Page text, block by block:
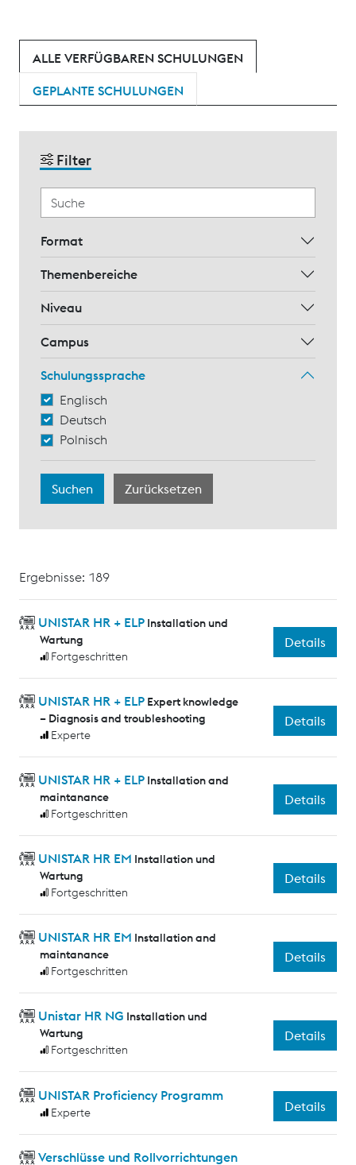
ALLE VERFÜGBAREN SCHULUNGEN
GEPLANTE SCHULUNGEN
Filter
Format
Themenbereiche
Niveau
Campus
Schulungssprache
Englisch
Deutsch
Polnisch
Ergebnisse: 189
UNISTAR HR + ELP Installation und
Wartung
Fortgeschritten
Details
UNISTAR HR + ELP Expert knowledge
– Diagnosis and troubleshooting
Experte
Details
UNISTAR HR + ELP Installation and
maintanance
Fortgeschritten
Details
UNISTAR HR EM Installation und
Wartung
Fortgeschritten
Details
UNISTAR HR EM Installation and
maintanance
Fortgeschritten
Details
Unistar HR NG Installation und
Wartung
Fortgeschritten
Details
UNISTAR Proficiency Programm
Experte Details
Verschlüsse und Rollvorrichtungen